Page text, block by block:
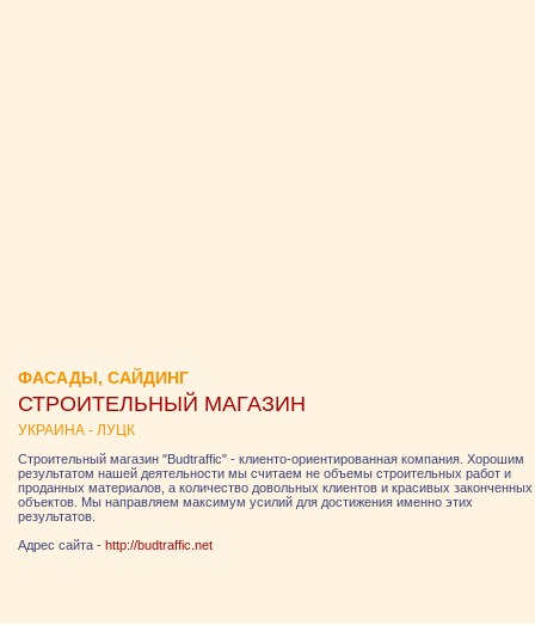
ФАСАДЫ, САЙДИНГ
СТРОИТЕЛЬНЫЙ МАГАЗИН
УКРАИНА - ЛУЦК
Строительный магазин "Budtraffic" - клиенто-ориентированная компания. Хорошим
результатом нашей деятельности мы считаем не объемы строительных работ и
проданных материалов, а количество довольных клиентов и красивых законченных
объектов. Мы направляем максимум усилий для достижения именно этих
результатов.
Адрес сайта - http://budtraffic.net